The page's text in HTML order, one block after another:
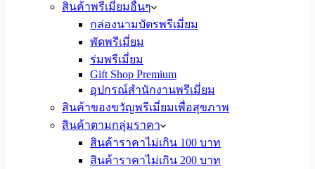
สินค้าพรีเมี่ยมอื่นๆ
กล่องนามบัตรพรีเมี่ยม
พัดพรีเมี่ยม
ร่มพรีเมี่ยม
Gift Shop Premium
อุปกรณ์สำนักงานพรีเมี่ยม
สินค้าของขวัญพรีเมี่ยมเพื่อสุขภาพ
สินค้าตามกลุ่มราคา
สินค้าราคาไม่เกิน 100 บาท
สินค้าราคาไม่เกิน 200 บาท